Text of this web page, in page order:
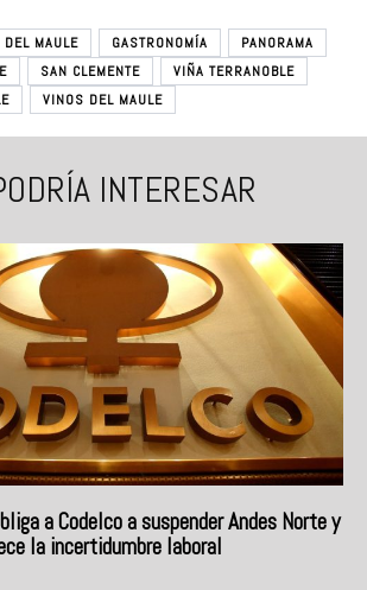
DEL MAULE GASTRONOMÍA
PANORAMA
SAN CLEMENTE
VIÑA TERRANOBLE
VINOS DEL MAULE
INTERESAR
a Codelco a suspender Andes Norte y
la incertidumbre laboral